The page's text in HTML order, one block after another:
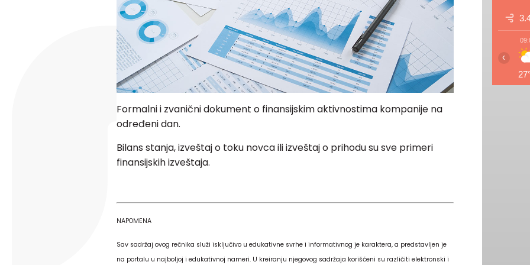
Formalni i zvanični dokument o finansijskim aktivnostima kompanije na
određeni dan.
Bilans stanja, izveštaj o toku novca ili izveštaj o prihodu su sve primeri
finansijskih izveštaja.
NAPOMENA
Sav sadržaj ovog rečnika služi isključivo u edukativne svrhe i informativnog je karaktera, a predstavljen je
na portalu u najboljoj i edukativnoj nameri. U kreiranju njegovog sadržaja korišćeni su različiti elektronski i
‹